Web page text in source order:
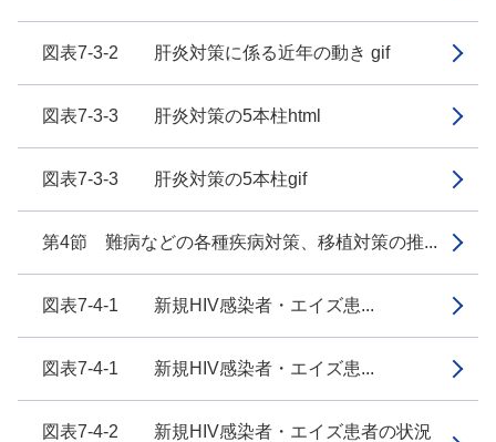
図表7-3-2 肝炎対策に係る近年の動き gif
図表7-3-3 肝炎対策の5本柱html
図表7-3-3 肝炎対策の5本柱gif
第4節 難病などの各種疾病対策、移植対策の推...
図表7-4-1 新規HIV感染者・エイズ患...
図表7-4-1 新規HIV感染者・エイズ患...
図表7-4-2 新規HIV感染者・エイズ患者の状況